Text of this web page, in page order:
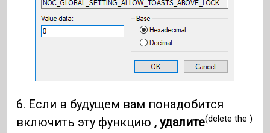
6. Если в будущем вам понадобится
включить эту функцию , удалите(delete the )